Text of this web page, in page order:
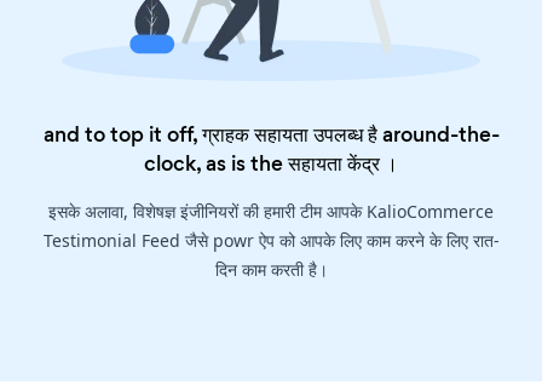
and to top it off, ग्राहक सहायता उपलब्ध है around-the-
clock, as is theसहायता केंद्र।
इसके अलावा, विशेषज्ञ इंजीनियरों की हमारी टीम आपके KalioCommerce
Testimonial Feed जैसे powr ऐप को आपके लिए काम करने के लिए रात-
दिन काम करती है।